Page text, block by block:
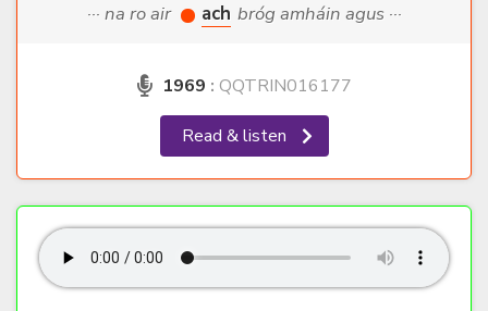
··· na ro air ach bróg amháin agus ···
1969 : QQTRIN016177
Read & listen